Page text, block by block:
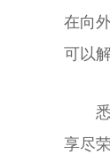
在向
可以
享尽